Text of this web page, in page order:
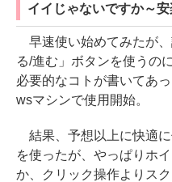
イイじゃないですか～
早速使い始めてみたが
る/進む」ボタンを使うの
必要的なコトが書いてあ
wsマシンで使用開始。
結果、予想以上に快適
を使ったが、やっぱりホ
か、クリック操作よりス